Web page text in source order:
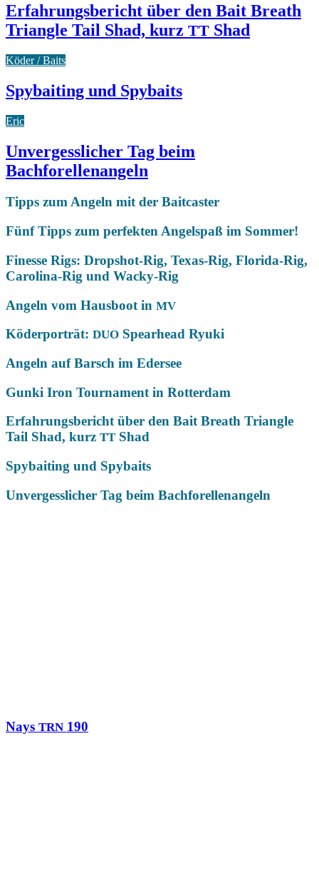
Erfahrungsbericht über den Bait Breath
Triangle Tail Shad, kurz TT Shad
Köder / Baits
Spybaiting und Spybaits
Eric
Unvergesslicher Tag beim
Bachforellenangeln
Tipps zum Angeln mit der Baitcaster
Fünf Tipps zum perfekten Angelspaß im Sommer!
Finesse Rigs: Dropshot-Rig, Texas-Rig, Florida-Rig,
Carolina-Rig und Wacky-Rig
Angeln vom Hausboot in MV
Köderporträt: DUO Spearhead Ryuki
Angeln auf Barsch im Edersee
Gunki Iron Tournament in Rotterdam
Erfahrungsbericht über den Bait Breath Triangle
Tail Shad, kurz TT Shad
Spybaiting und Spybaits
Unvergesslicher Tag beim Bachforellenangeln
Nays TRN 190